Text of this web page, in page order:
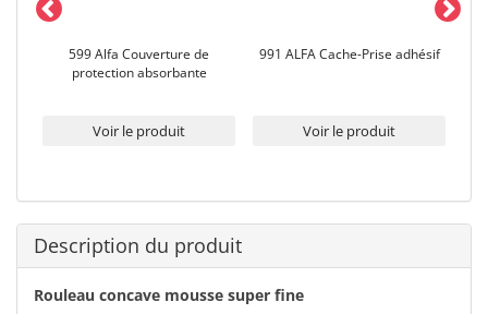
599 Alfa Couverture de
protection absorbante
Voir le produit
991 ALFA Cache-Prise adhésif
Voir le produit
Description du produit
Rouleau concave mousse super fine